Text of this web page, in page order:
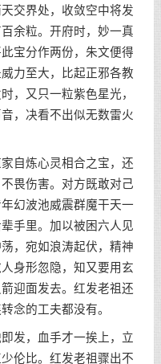
交界处，收敛空中将发
余粒。开府时，妙一真
宝分作两份，朱文便得
力至大，比起正邪各教
，又只一粒紫色星光，
，决看不出似无数雷火
自炼心灵相合之宝，还
畏伤害。对方既敢对己
幻波池威震群魔干天一
手里。加以被困六人见
，宛如浪涛起伏，精神
身形忽隐，知又要用玄
迎面发去。红发老祖还
念的工夫都没有。
发，血手才一挨上，立
伦比。红发老祖骤出不